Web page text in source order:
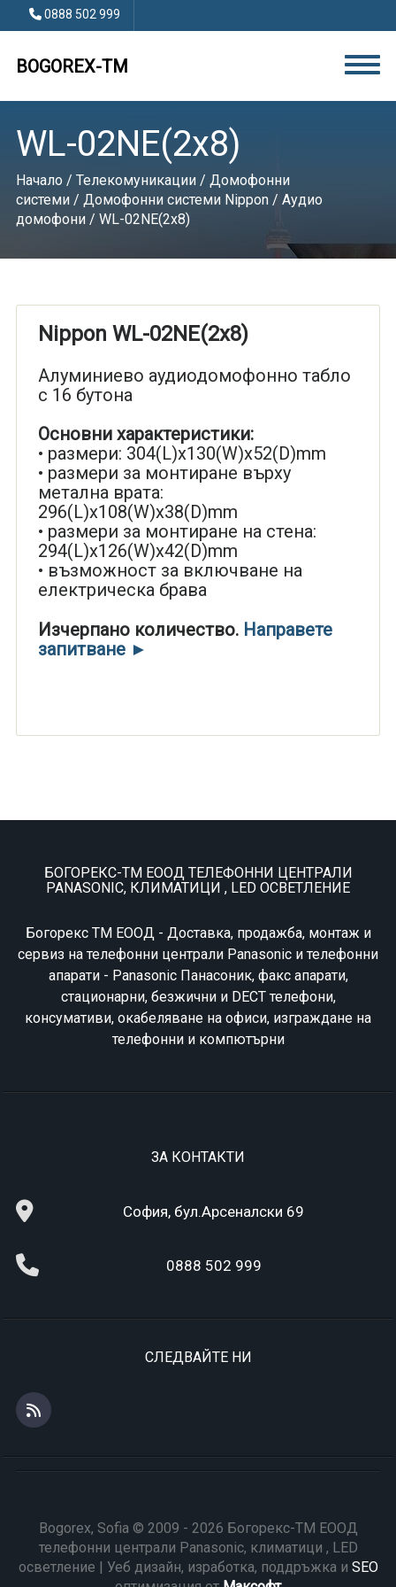
0888 502 999
BOGOREX-TM
WL-02NE(2x8)
Начало/ Телекомуникации/ Домофонни
системи/ Домофонни системи Nippon/ Аудио
домофони/ WL-02NE(2x8)
Nippon WL-02NE(2x8)
Алуминиево аудиодомофонно табло
с 16 бутона
Основни характеристики:
• размери: 304(L)x130(W)x52(D)mm
• размери за монтиране върху
метална врата:
296(L)x108(W)x38(D)mm
• размери за монтиране на стена:
294(L)x126(W)x42(D)mm
• възможност за включване на
електрическа брава
Изчерпано количество. Направете
запитване ►
БОГОРЕКС-ТМ ЕООД ТЕЛЕФОННИ ЦЕНТРАЛИ
PANASONIC, КЛИМАТИЦИ , LED ОСВЕТЛЕНИЕ
Богорекс ТМ ЕООД - Доставка, продажба, монтаж и
сервиз на телефонни централи Panasonic и телефонни
апарати - Panasonic Панасоник, факс апарати,
стационарни, безжични и DECT телефони,
консумативи, окабеляване на офиси, изграждане на
телефонни и компютърни
ЗА КОНТАКТИ
София, бул.Арсеналски 69
0888 502 999
СЛЕДВАЙТЕ НИ
Bogorex, Sofia © 2009 - 2026 Богорекс-ТМ ЕООД
телефонни централи Panasonic, климатици , LED
осветление | Уеб дизайн, изработка, поддръжка и SEO